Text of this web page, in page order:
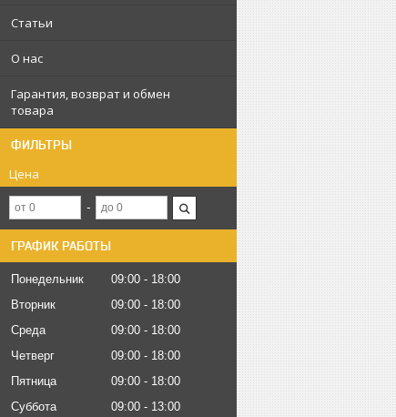
Статьи
О нас
Гарантия, возврат и обмен
товара
ФИЛЬТРЫ
Цена
ГРАФИК РАБОТЫ
Понедельник 09:00
18:00
Вторник
09:00
18:00
Среда
09:00
18:00
Четверг
09:00
18:00
Пятница
09:00
18:00
Суббота
09:00
13:00